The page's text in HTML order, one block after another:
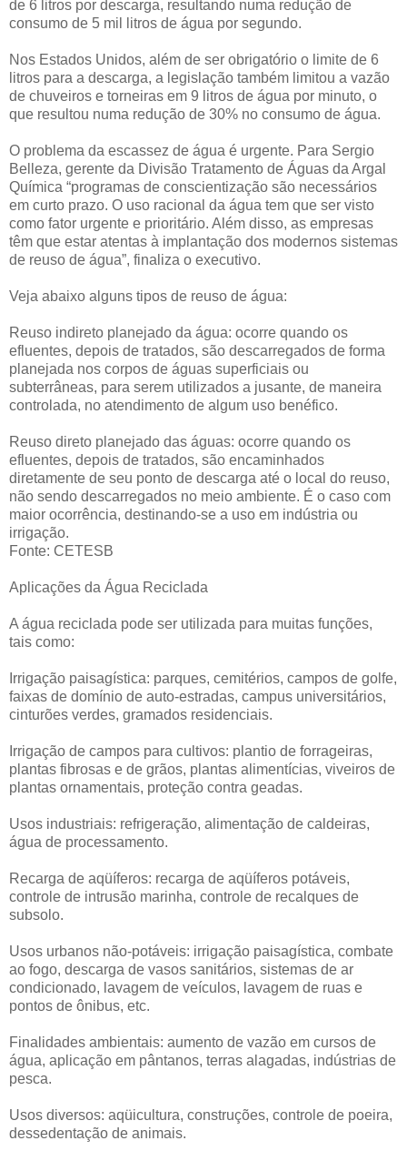
de 6 litros por descarga, resultando numa redução de
consumo de 5 mil litros de água por segundo.
Nos Estados Unidos, além de ser obrigatório o limite de 6
litros para a descarga, a legislação também limitou a vazão
de chuveiros e torneiras em 9 litros de água por minuto, o
que resultou numa redução de 30% no consumo de água.
O problema da escassez de água é urgente. Para Sergio
Belleza, gerente da Divisão Tratamento de Águas da Argal
Química “programas de conscientização são necessários
em curto prazo. O uso racional da água tem que ser visto
como fator urgente e prioritário. Além disso, as empresas
têm que estar atentas à implantação dos modernos sistemas
de reuso de água”, finaliza o executivo.
Veja abaixo alguns tipos de reuso de água:
Reuso indireto planejado da água: ocorre quando os
efluentes, depois de tratados, são descarregados de forma
planejada nos corpos de águas superficiais ou
subterrâneas, para serem utilizados a jusante, de maneira
controlada, no atendimento de algum uso benéfico.
Reuso direto planejado das águas: ocorre quando os
efluentes, depois de tratados, são encaminhados
diretamente de seu ponto de descarga até o local do reuso,
não sendo descarregados no meio ambiente. É o caso com
maior ocorrência, destinando-se a uso em indústria ou
irrigação.
Fonte: CETESB
Aplicações da Água Reciclada
A água reciclada pode ser utilizada para muitas funções,
tais como:
Irrigação paisagística: parques, cemitérios, campos de golfe,
faixas de domínio de auto-estradas, campus universitários,
cinturões verdes, gramados residenciais.
Irrigação de campos para cultivos: plantio de forrageiras,
plantas fibrosas e de grãos, plantas alimentícias, viveiros de
plantas ornamentais, proteção contra geadas.
Usos industriais: refrigeração, alimentação de caldeiras,
água de processamento.
Recarga de aqüíferos: recarga de aqüíferos potáveis,
controle de intrusão marinha, controle de recalques de
subsolo.
Usos urbanos não-potáveis: irrigação paisagística, combate
ao fogo, descarga de vasos sanitários, sistemas de ar
condicionado, lavagem de veículos, lavagem de ruas e
pontos de ônibus, etc.
Finalidades ambientais: aumento de vazão em cursos de
água, aplicação em pântanos, terras alagadas, indústrias de
pesca.
Usos diversos: aqüicultura, construções, controle de poeira,
dessedentação de animais.